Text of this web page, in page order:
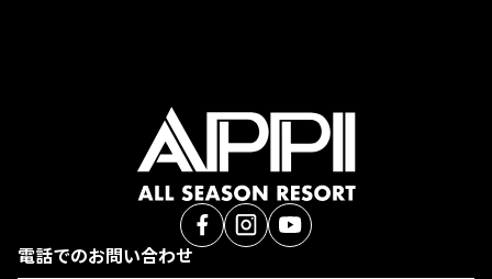
電話でのお問い合わせ